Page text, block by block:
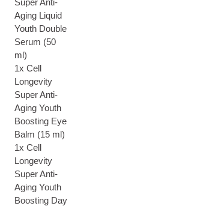
Super Anti-
Aging Liquid
Youth Double
Serum (50
ml)
1x Cell
Longevity
Super Anti-
Aging Youth
Boosting Eye
Balm (15 ml)
1x Cell
Longevity
Super Anti-
Aging Youth
Boosting Day